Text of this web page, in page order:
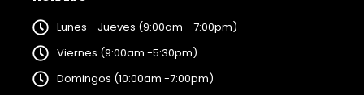
Lunes - Jueves (9:00am - 7:00pm)
Viernes (9:00am -5:30pm)
Domingos (10:00am -7:00pm)